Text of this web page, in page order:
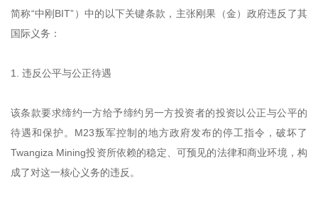
简称“中刚BIT”）中的以下关键条款，主张刚果（金）政府违反了其
国际义务：
1. 违反公平与公正待遇
该条款要求缔约一方给予缔约另一方投资者的投资以公正与公平的
待遇和保护。M23叛军控制的地方政府发布的停工指令，破坏了
Twangiza Mining投资所依赖的稳定、可预见的法律和商业环境，构
成了对这一核心义务的违反。